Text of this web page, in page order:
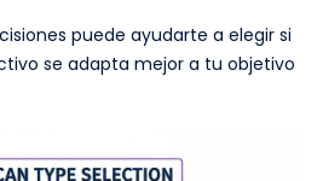
puede ayudarte a elegir si
se adapta mejor a tu objetivo